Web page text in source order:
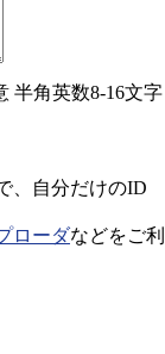
半角英数8-16文字
、自分だけのID
ローダなどをご利